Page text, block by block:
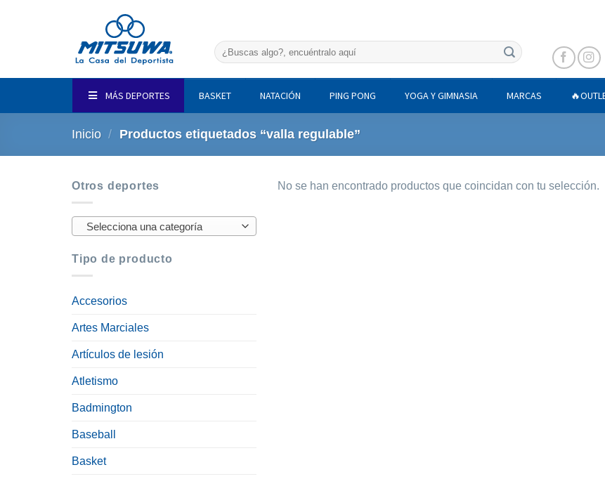
Buscar
por:
MÁS DEPORTES BASKET NATACIÓN PING PONG YOGA Y GIMNASIA MARCAS
Inicio / Productos etiquetados “valla regulable”
Otros deportes
Selecciona una categoría
Tipo de producto
Accesorios
Artes Marciales
Artículos de lesión
Atletismo
Badmington
Baseball
Basket
No se han encontrado productos que coincidan con tu selección.